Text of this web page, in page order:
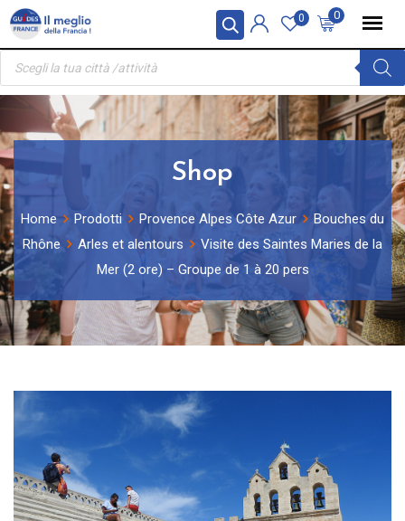
Pannello di gestione dei cookies
Skip
content
0
0
Ricerca
prodotti
Shop
Home Prodotti Provence Alpes Côte Azur
Bouches du
Rhône
Arles et alentours
Visite des Saintes Maries de la
Mer (2 ore) – Groupe de 1 à 20 pers